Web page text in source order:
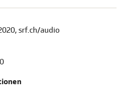
srf.ch/audio